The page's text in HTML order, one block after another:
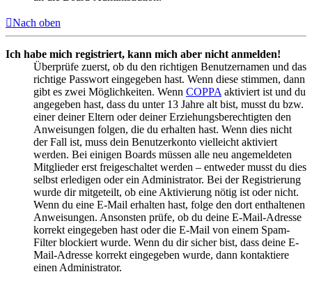
Nach oben
Ich habe mich registriert, kann mich aber nicht anmelden!
Überprüfe zuerst, ob du den richtigen Benutzernamen und das
richtige Passwort eingegeben hast. Wenn diese stimmen, dann
gibt es zwei Möglichkeiten. Wenn COPPA aktiviert ist und du
angegeben hast, dass du unter 13 Jahre alt bist, musst du bzw.
einer deiner Eltern oder deiner Erziehungsberechtigten den
Anweisungen folgen, die du erhalten hast. Wenn dies nicht
der Fall ist, muss dein Benutzerkonto vielleicht aktiviert
werden. Bei einigen Boards müssen alle neu angemeldeten
Mitglieder erst freigeschaltet werden – entweder musst du dies
selbst erledigen oder ein Administrator. Bei der Registrierung
wurde dir mitgeteilt, ob eine Aktivierung nötig ist oder nicht.
Wenn du eine E-Mail erhalten hast, folge den dort enthaltenen
Anweisungen. Ansonsten prüfe, ob du deine E-Mail-Adresse
korrekt eingegeben hast oder die E-Mail von einem Spam-
Filter blockiert wurde. Wenn du dir sicher bist, dass deine E-
Mail-Adresse korrekt eingegeben wurde, dann kontaktiere
einen Administrator.